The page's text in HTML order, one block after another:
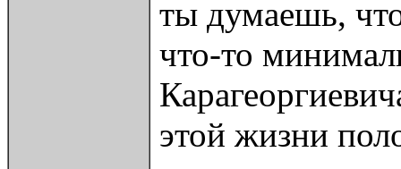
ты думаешь,
что-то
этой жизни